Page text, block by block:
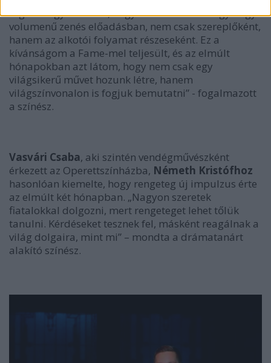
régóta vágytam arra, hogy benne lehessek egy nagy
volumenű zenés előadásban, nem csak szereplőként,
hanem az alkotói folyamat részeseként. Ez a
kívánságom a Fame-mel teljesült, és az elmúlt
hónapokban azt látom, hogy nem csak egy
világsikerű művet hozunk létre, hanem
világszínvonalon is fogjuk bemutatni” - fogalmazott
a színész.
Vasvári Csaba, aki szintén vendégművészként
érkezett az Operettszínházba, Németh Kristófhoz
hasonlóan kiemelte, hogy rengeteg új impulzus érte
az elmúlt két hónapban. „Nagyon szeretek
fiatalokkal dolgozni, mert rengeteget lehet tőlük
tanulni. Kérdéseket tesznek fel, másként reagálnak a
világ dolgaira, mint mi” – mondta a drámatanárt
alakító színész.